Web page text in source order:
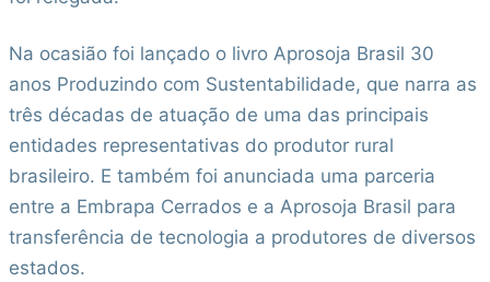
Na ocasião foi lançado o livro Aprosoja Brasil 30
anos Produzindo com Sustentabilidade, que narra as
três décadas de atuação de uma das principais
entidades representativas do produtor rural
brasileiro. E também foi anunciada uma parceria
entre a Embrapa Cerrados e a Aprosoja Brasil para
transferência de tecnologia a produtores de diversos
estados.